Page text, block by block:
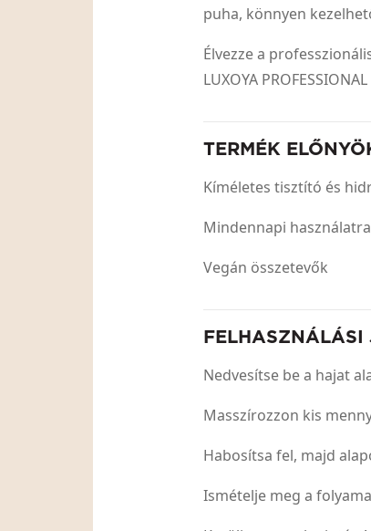
puha, könnyen
Élvezze a
LUXOYA
TERMÉK
Kíméletes tisztító és
Mindennapi
Vegán összetevők
FELHASZNÁLÁSI
Nedvesítse be a hajat
Masszírozzon kis
Habosítsa fel, majd
Ismételje meg a